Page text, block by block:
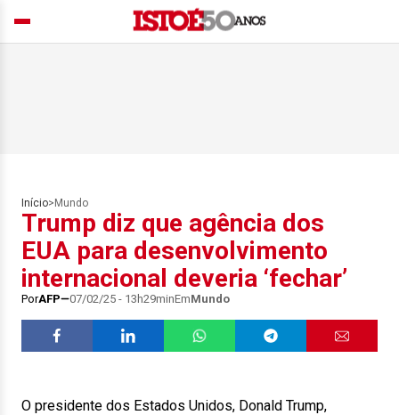
Início> Mundo
Trump diz que agência dos
EUA para desenvolvimento
internacional deveria ‘fechar’
PorAFP 07/02/25 - 13h29minEmMundo
O presidente dos Estados Unidos, Donald Trump,